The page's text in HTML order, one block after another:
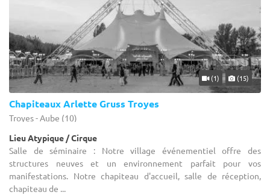
(1) (15)
Chapiteaux Arlette Gruss Troyes
Troyes - Aube (10)
Lieu Atypique / Cirque
Salle de séminaire : Notre village événementiel offre des
structures neuves et un environnement parfait pour vos
manifestations. Notre chapiteau d'accueil, salle de réception,
chapiteau de ...